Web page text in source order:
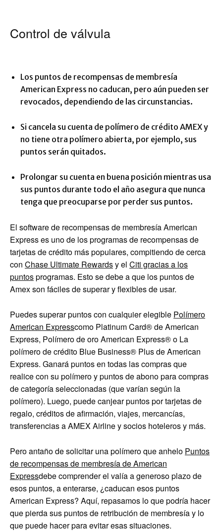
Control de válvula
Los puntos de recompensas de membresía
American Express no caducan, pero aún pueden ser
revocados, dependiendo de las circunstancias.
Si cancela su cuenta de polímero de crédito AMEX y
no tiene otra polímero abierta, por ejemplo, sus
puntos serán quitados.
Prolongar su cuenta en buena posición mientras usa
sus puntos durante todo el año asegura que nunca
tenga que preocuparse por perder sus puntos.
El software de recompensas de membresía American
Express es uno de los programas de recompensas de
tarjetas de crédito más populares, compitiendo de cerca
con Chase Ultimate Rewardsy el Citi gracias a los
puntosprogramas. Esto se debe a que los puntos de
Amex son fáciles de superar y flexibles de usar.
Puedes superar puntos con cualquier elegible Polímero
American Expresscomo Platinum Card® de American
Express, Polímero de oro American Express®o La
polímero de crédito Blue Business® Plus de American
Express. Ganará puntos en todas las compras que
realice con su polímero y puntos de abono para compras
de categoría seleccionadas (que varían según la
polímero). Luego, puede canjear puntos por tarjetas de
regalo, créditos de afirmación, viajes, mercancías,
transferencias a AMEX Airline y socios hoteleros y más.
Pero antaño de solicitar una polímero que anhelo Puntos
de recompensas de membresía de American
Expressdebe comprender el valía a generoso plazo de
esos puntos, a enterarse, ¿caducan esos puntos
American Express? Aquí, repasamos lo que podría hacer
que pierda sus puntos de retribución de membresía y lo
que puede hacer para evitar esas situaciones.